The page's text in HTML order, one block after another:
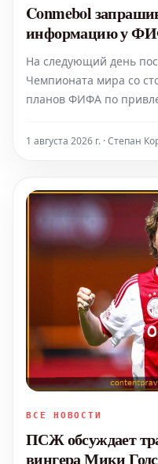
Conmebol
информацию у
продажи прав на
На следующий день
Чемпионата мира со
планов ФИФА по
позицию высказала
1 августа 2026 г. · Степан
ВСЕ НОВОСТИ
ПСЖ обсуждает
вингера Мики